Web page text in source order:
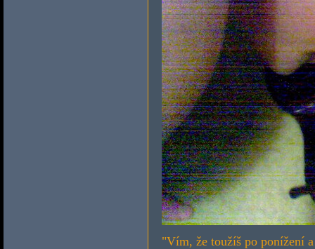
"Vím, že toužíš po ponížení